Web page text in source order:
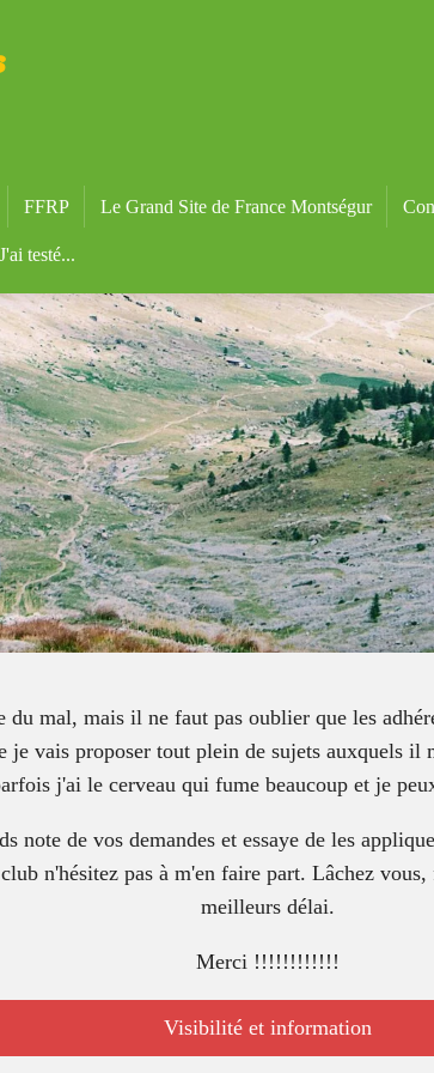
FFRP Le Grand Site de France Montségur
J'ai testé...
du mal, mais il ne faut pas oublier que les
je vais proposer tout plein de sujets auxquels
j'ai le cerveau qui fume beaucoup et je
note de vos demandes et essaye de les
n'hésitez pas à m'en faire part. Lâchez
meilleurs délai.
Merci !!!!!!!!!!!!
Visibilité et information